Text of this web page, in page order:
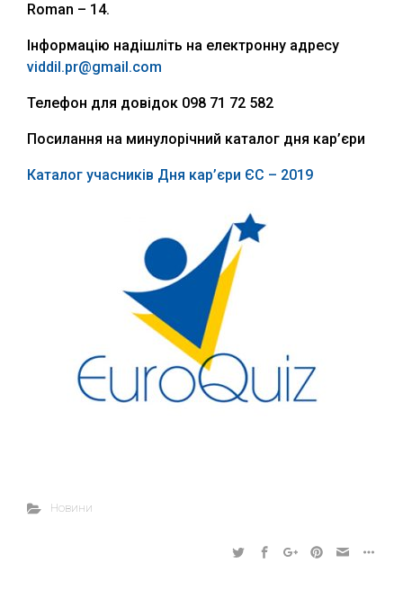
Roman – 14.
Інформацію надішліть на електронну адресу
viddil.pr@gmail.com
Телефон для довідок 098 71 72 582
Посилання на минулорічний каталог дня кар’єри
Каталог учасників Дня кар’єри ЄС – 2019
Новини